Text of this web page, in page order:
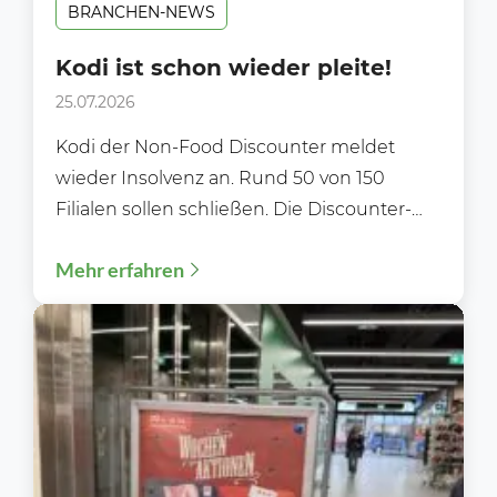
BRANCHEN-NEWS
Kodi ist schon wieder pleite!
25.07.2026
Kodi der Non-Food Discounter meldet
wieder Insolvenz an. Rund 50 von 150
Filialen sollen schließen. Die Discounter-
Mehr erfahren